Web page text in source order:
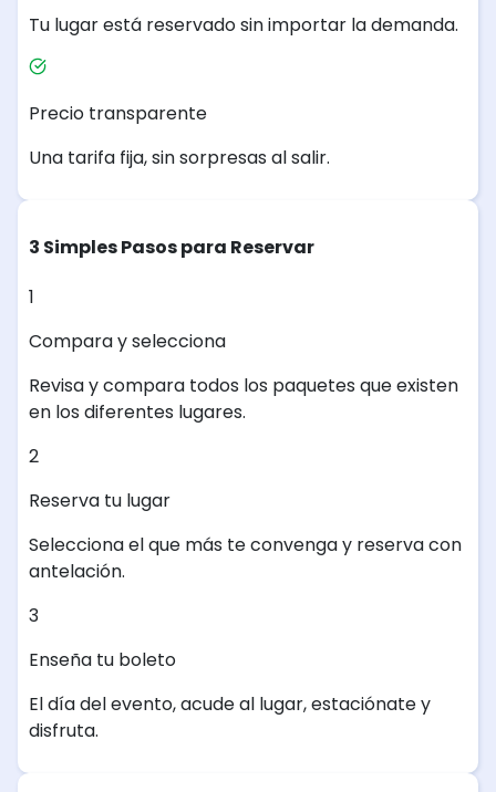
Tu lugar está reservado sin importar la demanda.
Precio transparente
Una tarifa fija, sin sorpresas al salir.
3 Simples Pasos para Reservar
1
Compara y selecciona
Revisa y compara todos los paquetes que existen
en los diferentes lugares.
2
Reserva tu lugar
Selecciona el que más te convenga y reserva con
antelación.
3
Enseña tu boleto
El día del evento, acude al lugar, estaciónate y
disfruta.